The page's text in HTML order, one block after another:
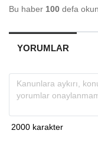
Bu haber 100 defa
YORUMLAR